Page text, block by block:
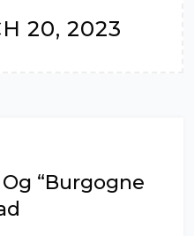
20, 2023
“Burgogne